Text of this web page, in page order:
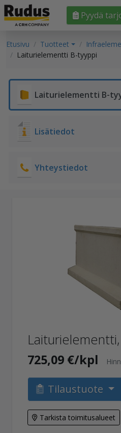
Pyydä
Etusivu Tuotteet
Laiturielementti B-tyyppi
Laiturielementti B-
Lisätiedot
Yhteystiedot
725,09 €/kpl
Tilaustuote
Tarkista toimitusalueet